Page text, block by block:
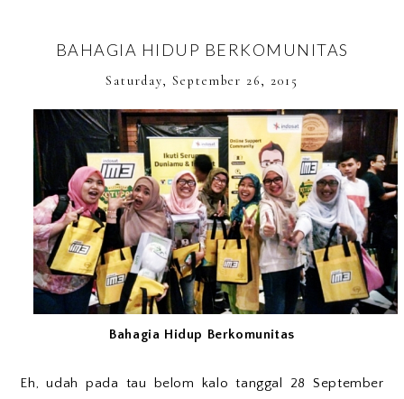
BAHAGIA HIDUP BERKOMUNITAS
Saturday, September 26, 2015
Bahagia Hidup Berkomunitas
Eh, udah pada tau belom kalo tanggal 28 September